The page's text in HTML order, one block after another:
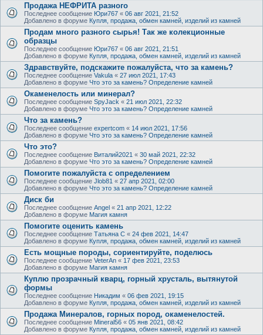
Продажа НЕФРИТА разного
Последнее сообщение Юри767 « 06 авг 2021, 21:52
Добавлено в форуме Купля, продажа, обмен камней, изделий из камней
Продам много разного сырья! Так же колекционные
образцы
Последнее сообщение Юри767 « 06 авг 2021, 21:51
Добавлено в форуме Купля, продажа, обмен камней, изделий из камней
Здравствуйте, подскажите пожалуйста, что за камень?
Последнее сообщение Vakula « 27 июл 2021, 17:43
Добавлено в форуме Что это за камень? Определение камней
Окаменелость или минерал?
Последнее сообщение SpyJack « 21 июл 2021, 22:32
Добавлено в форуме Что это за камень? Определение камней
Что за камень?
Последнее сообщение expertcom « 14 июл 2021, 17:56
Добавлено в форуме Что это за камень? Определение камней
Что это?
Последнее сообщение Виталий2021 « 30 май 2021, 22:32
Добавлено в форуме Что это за камень? Определение камней
Помогите пожалуйста с определением
Последнее сообщение Jlob81 « 27 апр 2021, 02:00
Добавлено в форуме Что это за камень? Определение камней
Диск би
Последнее сообщение Angel « 21 апр 2021, 12:22
Добавлено в форуме Магия камня
Помогите оценить камень
Последнее сообщение Татьяна С « 24 фев 2021, 14:47
Добавлено в форуме Купля, продажа, обмен камней, изделий из камней
Есть мощные породы, сориентируйте, поделюсь
Последнее сообщение VeterAn « 17 фев 2021, 23:53
Добавлено в форуме Магия камня
Куплю прозрачный кварц, горный хрусталь, вытянутой
формы
Последнее сообщение Никадим « 06 фев 2021, 19:15
Добавлено в форуме Купля, продажа, обмен камней, изделий из камней
Продажа Минералов, горных пород, окаменелостей.
Последнее сообщение Mineral56 « 05 янв 2021, 08:42
Добавлено в форуме Купля, продажа, обмен камней, изделий из камней